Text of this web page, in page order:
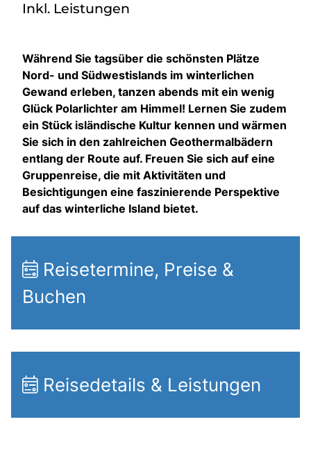
Österreich
Heimatland ändern:
Deutschland
Inkl. Leistungen
Während Sie tagsüber die schönsten Plätze
Nord- und Südwestislands im winterlichen
Gewand erleben, tanzen abends mit ein wenig
Glück Polarlichter am Himmel! Lernen Sie zudem
ein Stück isländische Kultur kennen und wärmen
Sie sich in den zahlreichen Geothermalbädern
entlang der Route auf. Freuen Sie sich auf eine
Gruppenreise, die mit Aktivitäten und
Besichtigungen eine faszinierende Perspektive
auf das winterliche Island bietet.
Reisetermine, Preise &
Buchen
Reisedetails & Leistungen